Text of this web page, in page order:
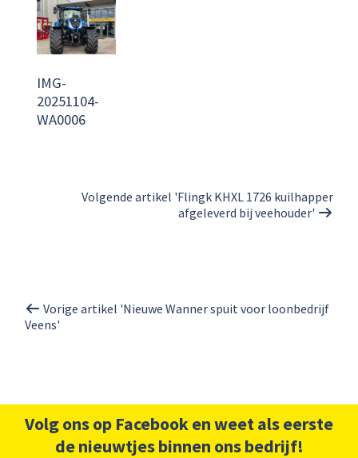
IMG-
20251104-
WA0006
Volgende artikel 'Flingk KHXL 1726 kuilhapper
afgeleverd bij veehouder'
Vorige artikel 'Nieuwe Wanner spuit voor loonbedrijf
Veens'
Volg ons op Facebook en weet als eerste
de nieuwtjes binnen ons bedrijf!